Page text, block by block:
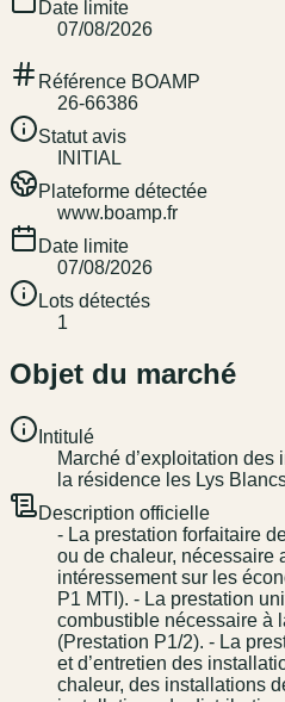
Date limite
07/08/2026
Référence BOAMP
26-66386
Statut avis
INITIAL
Plateforme détectée
www.boamp.fr
Date limite
07/08/2026
Lots détectés
1
Objet du marché
Intitulé
Marché d’exploitation
la résidence les Lys
Description officielle
- La prestation forfaitaire
ou de chaleur, nécessaire
intéressement sur les
P1 MTI). - La prestation
combustible nécessaire à
(Prestation P1/2). - La
et d’entretien des
chaleur, des installations